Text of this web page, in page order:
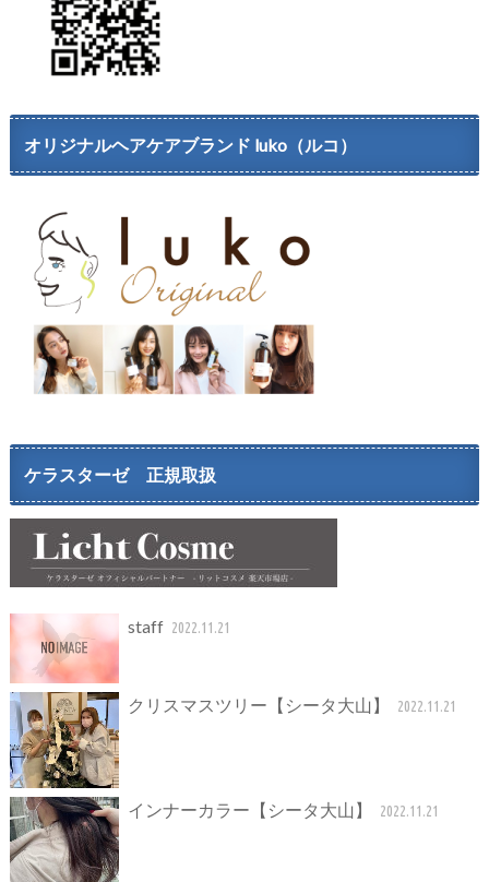
オリジナルヘアケアブランド luko（ルコ）
ケラスターゼ 正規取扱
staff 2022.11.21
クリスマスツリー【シータ大山】 2022.11.21
インナーカラー【シータ大山】 2022.11.21